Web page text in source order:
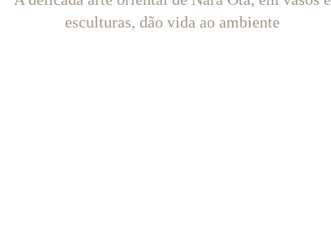
esculturas, dão vida ao ambiente